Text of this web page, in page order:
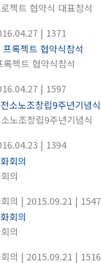
젝트 협약식 대표참석
| 1371
젝트 협약식참석
| 1597
노조창립9주년기념식
| 1394
의
의 | 2015.09.21 | 1547
의
의 | 2015.09.21 | 1516